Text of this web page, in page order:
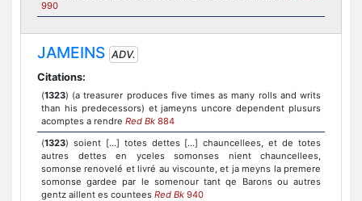
990
JAMEINS ADV.
Citations:
(1323) (a treasurer produces five times as many rolls and writs
than his predecessors) et jameyns uncore dependent plusurs
acomptes a rendre Red Bk 884
(1323) soient [...] totes dettes [...] chauncellees, et de totes
autres dettes en yceles somonses nient chauncellees,
somonse renovelé et livré au viscounte, et ja meyns la premere
somonse gardee par le somenour tant qe Barons ou autres
gentz aillent es countees Red Bk 940